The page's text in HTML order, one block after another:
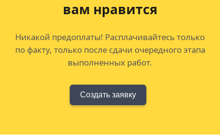
вам нравится
Никакой предоплаты! Расплачивайтесь только
по факту, только после сдачи очередного этапа
выполненных работ.
Создать заявку